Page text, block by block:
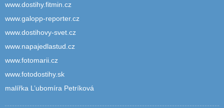
www.dostihy.fitmin.cz
www.galopp-reporter.cz
www.dostihovy-svet.cz
www.napajedlastud.cz
www.fotomarii.cz
www.fotodostihy.sk
malířka L’ubomíra Petríková